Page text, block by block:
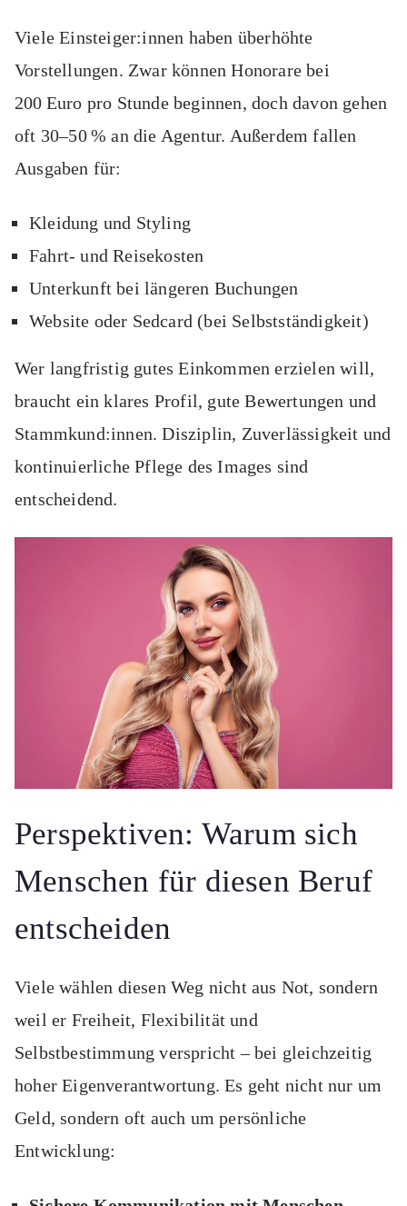
Viele Einsteiger:innen haben überhöhte
Vorstellungen. Zwar können Honorare bei
200 Euro pro Stunde beginnen, doch davon gehen
oft 30–50 % an die Agentur. Außerdem fallen
Ausgaben für:
Kleidung und Styling
Fahrt- und Reisekosten
Unterkunft bei längeren Buchungen
Website oder Sedcard (bei Selbstständigkeit)
Wer langfristig gutes Einkommen erzielen will,
braucht ein klares Profil, gute Bewertungen und
Stammkund:innen. Disziplin, Zuverlässigkeit und
kontinuierliche Pflege des Images sind
entscheidend.
Perspektiven: Warum sich
Menschen für diesen Beruf
entscheiden
Viele wählen diesen Weg nicht aus Not, sondern
weil er Freiheit, Flexibilität und
Selbstbestimmung verspricht – bei gleichzeitig
hoher Eigenverantwortung. Es geht nicht nur um
Geld, sondern oft auch um persönliche
Entwicklung: